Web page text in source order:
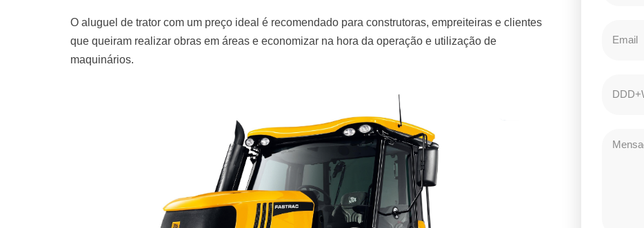
O aluguel de trator com um preço ideal é recomendado para construtoras, empreiteiras e clientes
que queiram realizar obras em áreas e economizar na hora da operação e utilização de
maquinários.